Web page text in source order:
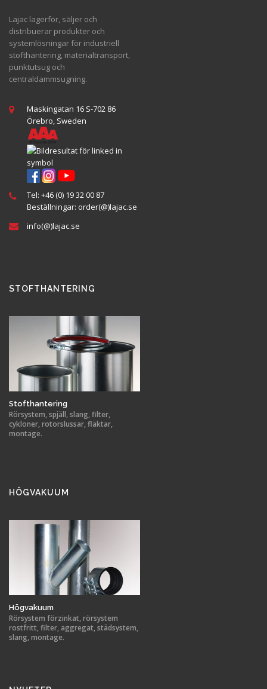
Lajac lagerför, säljer och
distribuerar produkter och
systemlösningar för industriell
stofthantering, materialtransport,
punktutsug och
centraldammsugning.
Maskingatan 16 S-702 86
Örebro, Sweden
Tel: +46 (0) 19 32 00 87
Beställningar: order(@)lajac.se
info(@)lajac.se
STOFTHANTERING
Stofthantering
Rörsystem, spjäll, slang, filter,
cykloner, rotorslussar, fläktar,
montage.
HÖGVAKUUM
Högvakuum
Rörsystem förzinkat, rörsystem
rostfritt, filter, aggregat, städsystem,
slang, montage.